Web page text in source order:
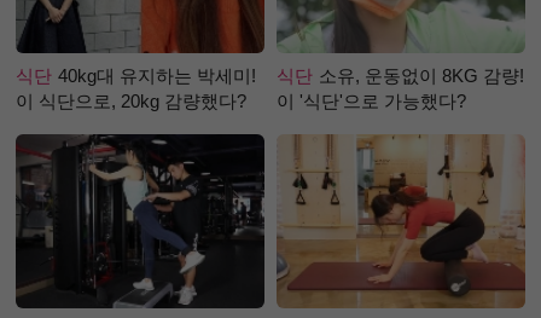
식단 40kg대 유지하는 박세미!
이 식단으로, 20kg 감량했다?
식단 소유, 운동없이 8KG 감량!
이 '식단'으로 가능했다?